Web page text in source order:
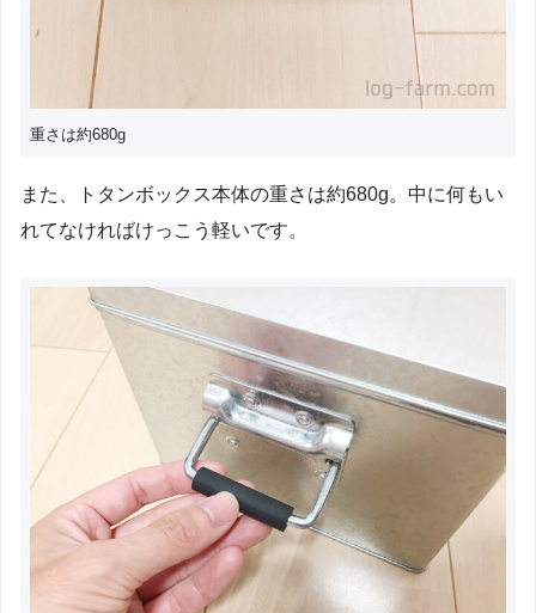
重さは約680g
また、トタンボックス本体の重さは約680g。中に何もい
れてなければけっこう軽いです。